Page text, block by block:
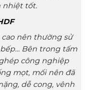
nhiệt tốt.
cao nên thường sử
Bên trong tấm
công nghiệp
mọt, mối nên đã
dễ cong, vênh